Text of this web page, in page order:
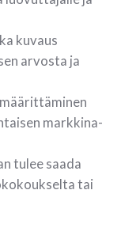
kuvaus
arvosta ja
markkina-
tulee saada
tai